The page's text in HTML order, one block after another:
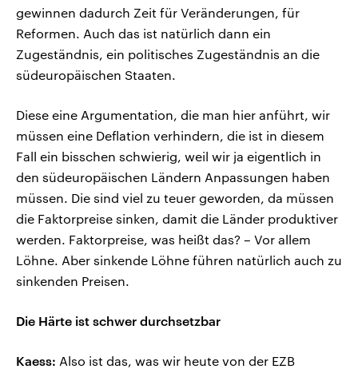
gewinnen dadurch Zeit für Veränderungen, für
Reformen. Auch das ist natürlich dann ein
Zugeständnis, ein politisches Zugeständnis an die
südeuropäischen Staaten.
Diese eine Argumentation, die man hier anführt, wir
müssen eine Deflation verhindern, die ist in diesem
Fall ein bisschen schwierig, weil wir ja eigentlich in
den südeuropäischen Ländern Anpassungen haben
müssen. Die sind viel zu teuer geworden, da müssen
die Faktorpreise sinken, damit die Länder produktiver
werden. Faktorpreise, was heißt das? – Vor allem
Löhne. Aber sinkende Löhne führen natürlich auch zu
sinkenden Preisen.
Die Härte ist schwer durchsetzbar
Kaess: Also ist das, was wir heute von der EZB